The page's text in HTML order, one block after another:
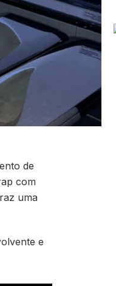
de
com
uma
e